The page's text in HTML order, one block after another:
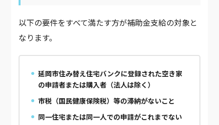
以下の要件をすべて満たす方が補助金支給の対象と
なります。
延岡市住み替え住宅バンクに登録された空き家
の申請者または購入者（法人は除く）
市税（国民健康保険税）等の滞納がないこと
同一住宅または同一人での申請がこれまでない